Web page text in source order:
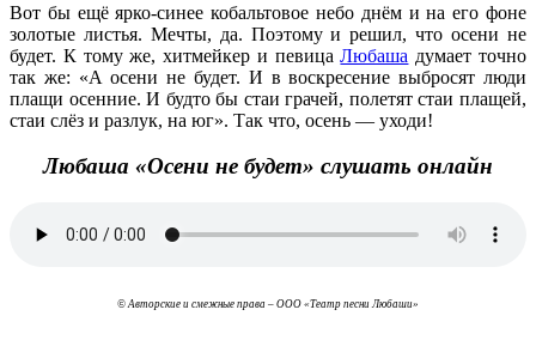
Вот бы ещё ярко-синее кобальтовое небо днём и на его фоне
золотые листья. Мечты, да. Поэтому и решил, что осени не
будет. К тому же, хитмейкер и певицаЛюбаша думает точно
так же: «А осени не будет. И в воскресение выбросят люди
плащи осенние. И будто бы стаи грачей, полетят стаи плащей,
стаи слёз и разлук, на юг». Так что, осень — уходи!
Любаша «Осени не будет» слушать онлайн
© Авторские и смежные права – ООО «Театр песни Любаши»